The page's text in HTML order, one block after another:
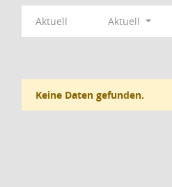
Aktuell Aktuell
Keine Daten gefunden.